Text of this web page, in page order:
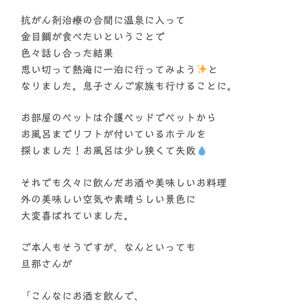
抗がん剤治療の合間に温泉に入って
金目鯛が食べたいということで
色々話し合った結果
思い切って熱海に一泊に行ってみよう
と
なりました。息子さんご家族も行けることに。
お部屋のベットは介護ベッドでベットから
お風呂までリフトが付いているホテルを
探しました！お風呂は少し狭くて失敗
それでも久々に飲んだお酒や美味しいお料理
外の美味しい空気や素晴らしい景色に
大変喜ばれていました。
ご本人もそうですが、なんといっても
旦那さんが
「こんなにお酒を飲んで、